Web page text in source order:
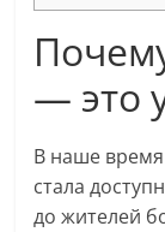
— это
В наше
стала
до жителей